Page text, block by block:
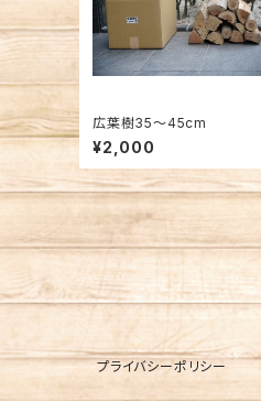
広葉樹35〜45cm
¥2,000
プライバシーポリシー